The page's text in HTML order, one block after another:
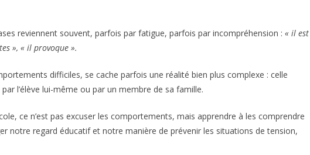
reviennent souvent, parfois par fatigue, parfois par incompréhension : « il est
», « il provoque ».
difficiles, se cache parfois une réalité bien plus complexe : celle
par l’élève lui-même ou par un membre de sa famille.
ce n’est pas excuser les comportements, mais apprendre à les comprendre
notre regard éducatif et notre manière de prévenir les situations de tension,